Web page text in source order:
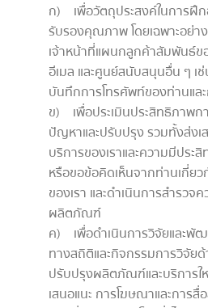
ก) เพื่อวัตถุประสงค์ในการฝึ
รับรองคุณภาพ โดยเฉพาะอย่า
เจ้าหน้าที่แผนกลูกค้าสัมพันธ์ข
อีเมล และศูนย์สนับสนุนอื่น ๆ เช่
บันทึกการโทรศัพท์ของท่านแ
ข) เพื่อประเมินประสิทธิภาพก
ปัญหาและปรับปรุง รวมทั้งส่ง
บริการของเราและความมีปร
หรือขอข้อคิดเห็นจากท่านเกี่ย
ของเรา และดำเนินการสำรวจ
ผลิตภัณฑ์
ค) เพื่อดำเนินการวิจัยและพัฒ
ทางสถิติและกิจกรรมการวิจัย
ปรับปรุงผลิตภัณฑ์และบริการใ
เสนอแนะ การโฆษณาและการสื่